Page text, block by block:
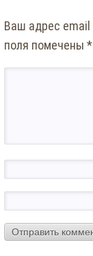
Ваш адрес email
поля помечены *